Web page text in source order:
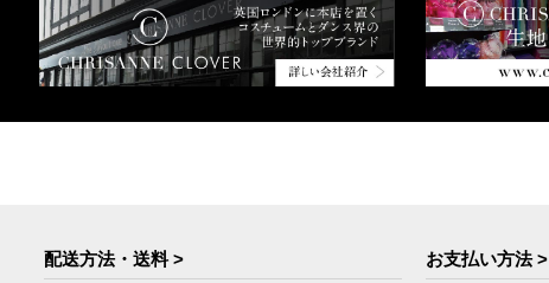
配送方法・送料 > お支払い方法 >